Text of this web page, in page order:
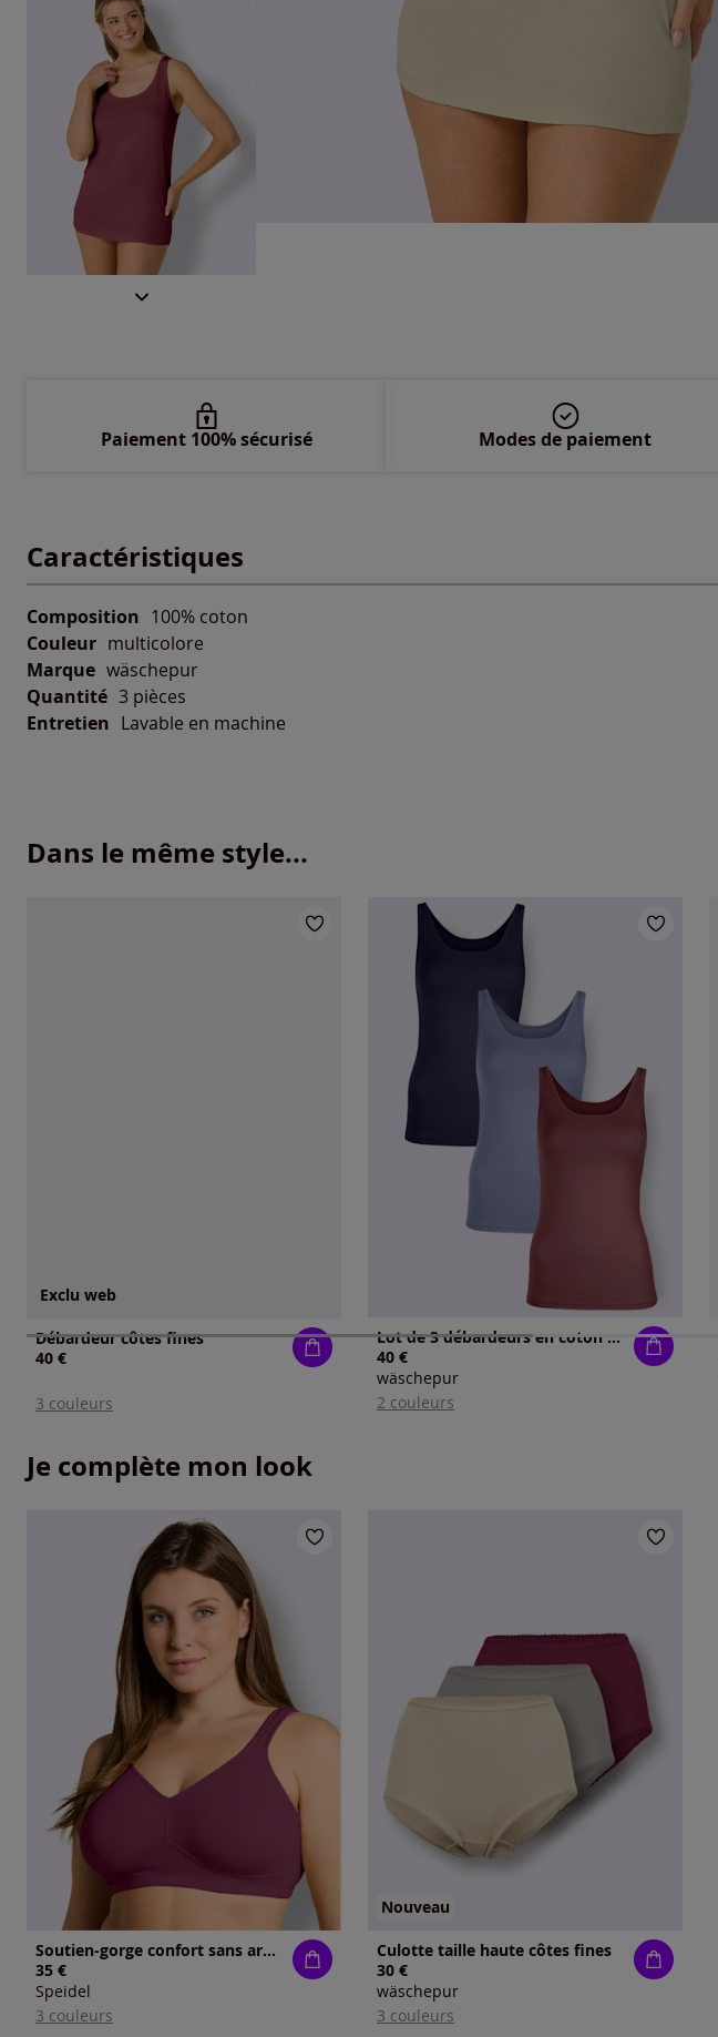
Caractéristiques
Composition 100% coton
Couleur multicolore
Marque wäschepur
Quantité 3 pièces
Entretien Lavable en machine
Paiement 100% sécurisé Modes de paiement
Dans le même style...
Exclu web
Débardeur côtes fines
40 €
3 couleurs
Lot de 3 débardeurs en coton bretelles larges
40 €
wäschepur
2 couleurs
Je complète mon look
Soutien-gorge confort sans armatures bon. b, c, d, e
35 €
Speidel
3 couleurs
Nouveau
Culotte taille haute côtes fines
30 €
wäschepur
3 couleurs